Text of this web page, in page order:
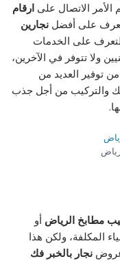
الاتصال علىارقام
على أفضلنجارين
على الخدمات
ولا تتوفر في الآخرين،
من توفير العديد من
والتركيب من أجل جذب
مطابخ الرياضأو
المكلفة، ولكن هذا
عروضنجار بالخبر فك